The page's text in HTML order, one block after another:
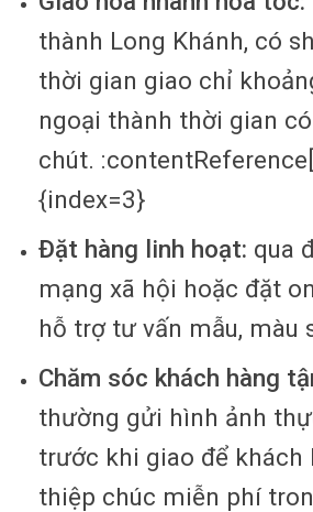
thành Long Khánh, có
thời gian giao chỉ
ngoại thành thời gian
chút.
{index=3}
Đặt hàng linh hoạt: qua
mạng xã hội hoặc đặt
hỗ trợ tư vấn mẫu, màu
Chăm sóc khách hàng
thường gửi hình ảnh
trước khi giao để khách
thiệp chúc miễn phí